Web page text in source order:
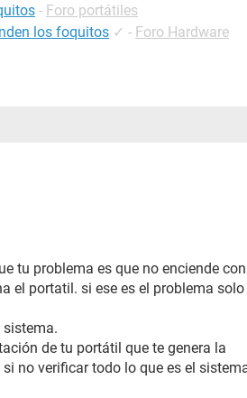
- Foro portátiles
los foquitos ✓ - Foro Hardware
tu problema es que no enciende con
el portatil. si ese es el problema solo
sistema.
de tu portátil que te genera la
no verificar todo lo que es el